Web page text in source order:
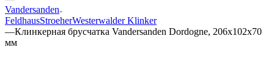
Vandersanden
FeldhausStroeherWesterwalder Klinker
—Клинкерная брусчатка Vandersanden Dordogne, 206x102x70
мм